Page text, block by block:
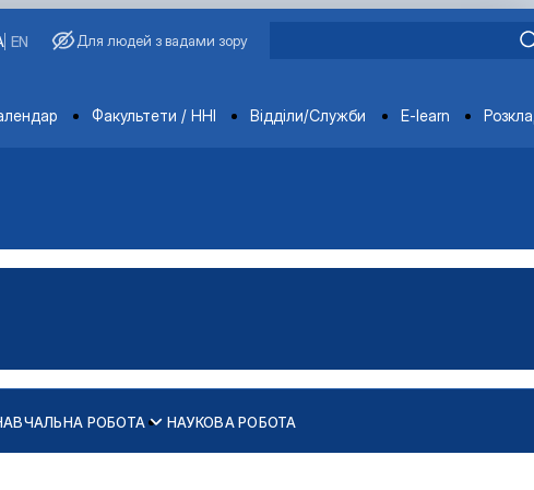
EN Для людей з вадами зору
Факультети / ННІ Відділи/Служби E-learn
РОБОТА НАУКОВА РОБОТА